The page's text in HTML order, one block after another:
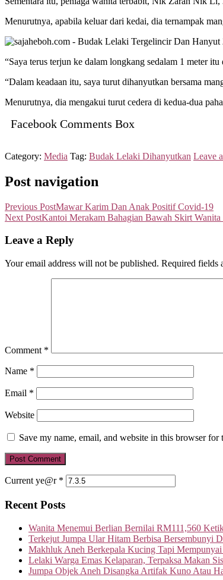
Menurutnya, apabila keluar dari kedai, dia ternampak
“Saya terus terjun ke dalam longkang sedalam 1 meter
“Dalam keadaan itu, saya turut dihanyutkan bersama
Menurutnya, dia mengakui turut cedera di kedua-dua
Facebook Comments Box
Category: Media Tag: Budak Lelaki Dihanyutkan Leave
Post navigation
Previous PostMawar Karim Dan Anak Positif Covid-19
Next PostKantoi Merakam Bahagian Bawah Skirt
Leave a Reply
Your email address will not be published. Required fields
Comment *
Name *
Email *
Website
Save my name, email, and website in this browser for
Current ye@r *
Recent Posts
Wanita Menemui Berlian Bernilai RM111,560
Terkejut Jumpa Ular Hitam Berbisa Bersembunyi
Makhluk Aneh Berkepala Kucing Tapi
Lelaki Warga Emas Kelaparan, Terpaksa Makan
Jumpa Objek Aneh Disangka Artifak Kuno Atau